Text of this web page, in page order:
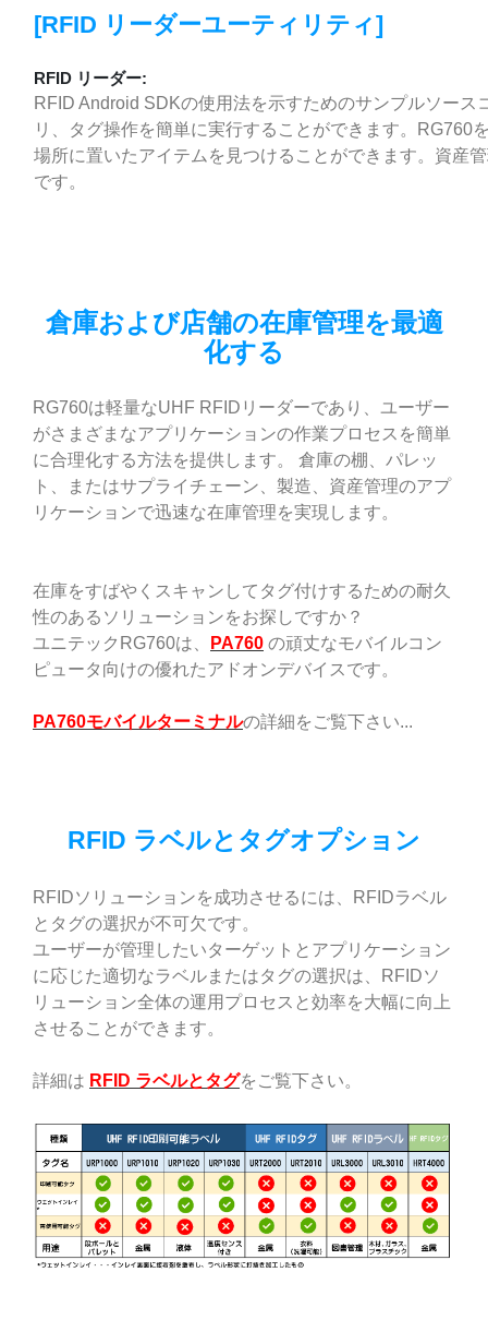
[RFID リーダーユーティリティ]
RFID リーダー:
RFID Android SDKの使用法を示すためのサンプルソー
リ、タグ操作を簡単に実行することができます。RG760
場所に置いたアイテムを見つけることができます。資産
です。
倉庫および店舗の在庫管理を最適
化する
RG760は軽量なUHF RFIDリーダーであり、ユーザー
がさまざまなアプリケーションの作業プロセスを簡単
に合理化する方法を提供します。 倉庫の棚、パレッ
ト、またはサプライチェーン、製造、資産管理のアプ
リケーションで迅速な在庫管理を実現します。
在庫をすばやくスキャンしてタグ付けするための耐久
性のあるソリューションをお探しですか？
ユニテックRG760は、
PA760 の頑丈なモバイルコン
ピュータ向けの優れたアドオンデバイスです。
PA760モバイルターミナルの詳細をご覧下さい...
RFID ラベルとタグオプション
RFIDソリューションを成功させるには、RFIDラベル
とタグの選択が不可欠です。
ユーザーが管理したいターゲットとアプリケーション
に応じた適切なラベルまたはタグの選択は、RFIDソ
リューション全体の運用プロセスと効率を大幅に向上
させることができます。
詳細は RFID ラベルとタグをご覧下さい。